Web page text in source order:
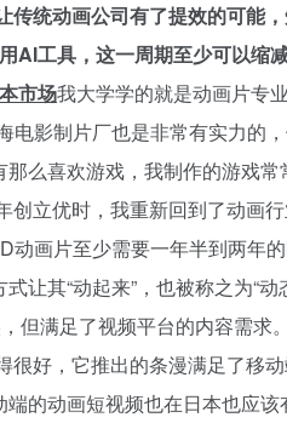
传统动画公司有了提效的可能
AI工具，这一周期至少可以缩
市场我大学学的就是动画片专
电影制片厂也是非常有实力的
么喜欢游戏，我制作的游戏常
创立优时，我重新回到了动画
画片至少需要一年半到两年的
其“动起来”，也被称之为“动
但满足了视频平台的内容需求
很好，它推出的条漫满足了移
的动画短视频也在日本也应该